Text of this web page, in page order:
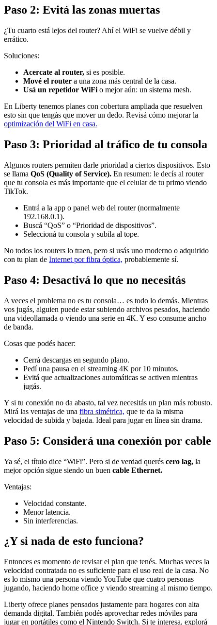
Paso 2: Evitá las zonas muertas
¿Tu cuarto está lejos del router? Ahí el WiFi se vuelve débil y
errático.
Soluciones:
Acercate al router, si es posible.
Mové el router a una zona más central de la casa.
Usá un repetidor WiFi o mejor aún: un sistema mesh.
En Liberty tenemos planes con cobertura ampliada que resuelven
esto sin que tengás que mover un dedo. Revisá cómo mejorar la
optimización del WiFi en casa.
Paso 3: Prioridad al tráfico de tu consola
Algunos routers permiten darle prioridad a ciertos dispositivos. Esto
se llama QoS (Quality of Service). En resumen: le decís al router
que tu consola es más importante que el celular de tu primo viendo
TikTok.
Entrá a la app o panel web del router (normalmente
192.168.0.1).
Buscá “QoS” o “Prioridad de dispositivos”.
Seleccioná tu consola y subila al tope.
No todos los routers lo traen, pero si usás uno moderno o adquirido
con tu plan de Internet por fibra óptica, probablemente sí.
Paso 4: Desactivá lo que no necesitás
A veces el problema no es tu consola… es todo lo demás. Mientras
vos jugás, alguien puede estar subiendo archivos pesados, haciendo
una videollamada o viendo una serie en 4K. Y eso consume ancho
de banda.
Cosas que podés hacer:
Cerrá descargas en segundo plano.
Pedí una pausa en el streaming 4K por 10 minutos.
Evitá que actualizaciones automáticas se activen mientras
jugás.
Y si tu conexión no da abasto, tal vez necesitás un plan más robusto.
Mirá las ventajas de una fibra simétrica, que te da la misma
velocidad de subida y bajada. Ideal para jugar en línea sin drama.
Paso 5: Considerá una conexión por cable
Ya sé, el título dice “WiFi”. Pero si de verdad querés cero lag, la
mejor opción sigue siendo un buen cable Ethernet.
Ventajas:
Velocidad constante.
Menor latencia.
Sin interferencias.
¿Y si nada de esto funciona?
Entonces es momento de revisar el plan que tenés. Muchas veces la
velocidad contratada no es suficiente para el uso real de la casa. No
es lo mismo una persona viendo YouTube que cuatro personas
jugando, haciendo home office y viendo streaming al mismo tiempo.
Liberty ofrece planes pensados justamente para hogares con alta
demanda digital. También podés aprovechar redes móviles para
jugar en portátiles como el Nintendo Switch. Si te interesa, explorá